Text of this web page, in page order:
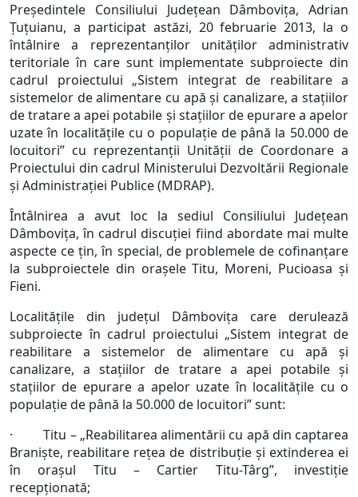
Președintele Consiliului Județean Dâmbovița, Adrian
Țuțuianu, a participat astăzi, 20 februarie 2013, la o
întâlnire a reprezentanților unităților administrativ
teritoriale în care sunt implementate subproiecte din
cadrul proiectului „Sistem integrat de reabilitare a
sistemelor de alimentare cu apă și canalizare, a stațiilor
de tratare a apei potabile și stațiilor de epurare a apelor
uzate în localitățile cu o populație de până la 50.000 de
locuitori” cu reprezentanții Unității de Coordonare a
Proiectului din cadrul Ministerului Dezvoltării Regionale
și Administrației Publice (MDRAP).
Întâlnirea a avut loc la sediul Consiliului Județean
Dâmbovița, în cadrul discuției fiind abordate mai multe
aspecte ce țin, în special, de problemele de cofinanțare
la subproiectele din orașele Titu, Moreni, Pucioasa și
Fieni.
Localitățile din județul Dâmbovița care derulează
subproiecte în cadrul proiectului „Sistem integrat de
reabilitare a sistemelor de alimentare cu apă și
canalizare, a stațiilor de tratare a apei potabile și
stațiilor de epurare a apelor uzate în localitățile cu o
populație de până la 50.000 de locuitori” sunt:
· Titu – „Reabilitarea alimentării cu apă din captarea
Braniște, reabilitare rețea de distribuție și extinderea ei
în orașul Titu – Cartier Titu-Târg”, investiție
recepționată;